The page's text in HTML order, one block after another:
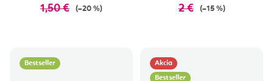
1,50 € (–20 %) 2 € (–15 %)
Bestseller
Akcia
Bestseller